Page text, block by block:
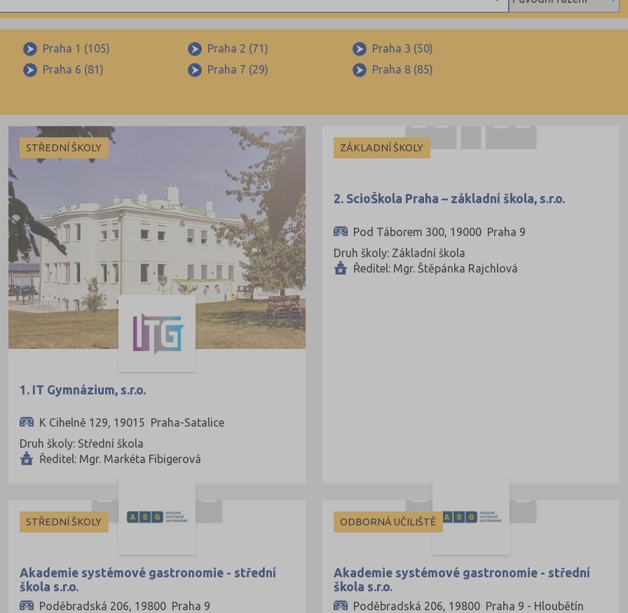
Praha 1 (105) Praha 2 (71)
Praha 3 (50)
Praha 6 (81) Praha 7 (29)
Praha 8 (85)
STŘEDNÍ ŠKOLY
1. IT Gymnázium, s.r.o.
K Cihelně 129, 19015 Praha-Satalice
Druh školy: Střední škola
Ředitel: Mgr. Markéta Fibigerová
ZÁKLADNÍ ŠKOLY
2. ScioŠkola Praha – základní škola, s.r.o.
Pod Táborem 300, 19000 Praha 9
Druh školy: Základní škola
Ředitel: Mgr. Štěpánka Rajchlová
STŘEDNÍ ŠKOLY
Akademie systémové gastronomie - střední
škola s.r.o.
Poděbradská 206, 19800 Praha 9
ODBORNÁ UČILIŠTĚ
Akademie systémové gastronomie - střední
škola s.r.o.
Poděbradská 206, 19800 Praha 9 - Hloubětín